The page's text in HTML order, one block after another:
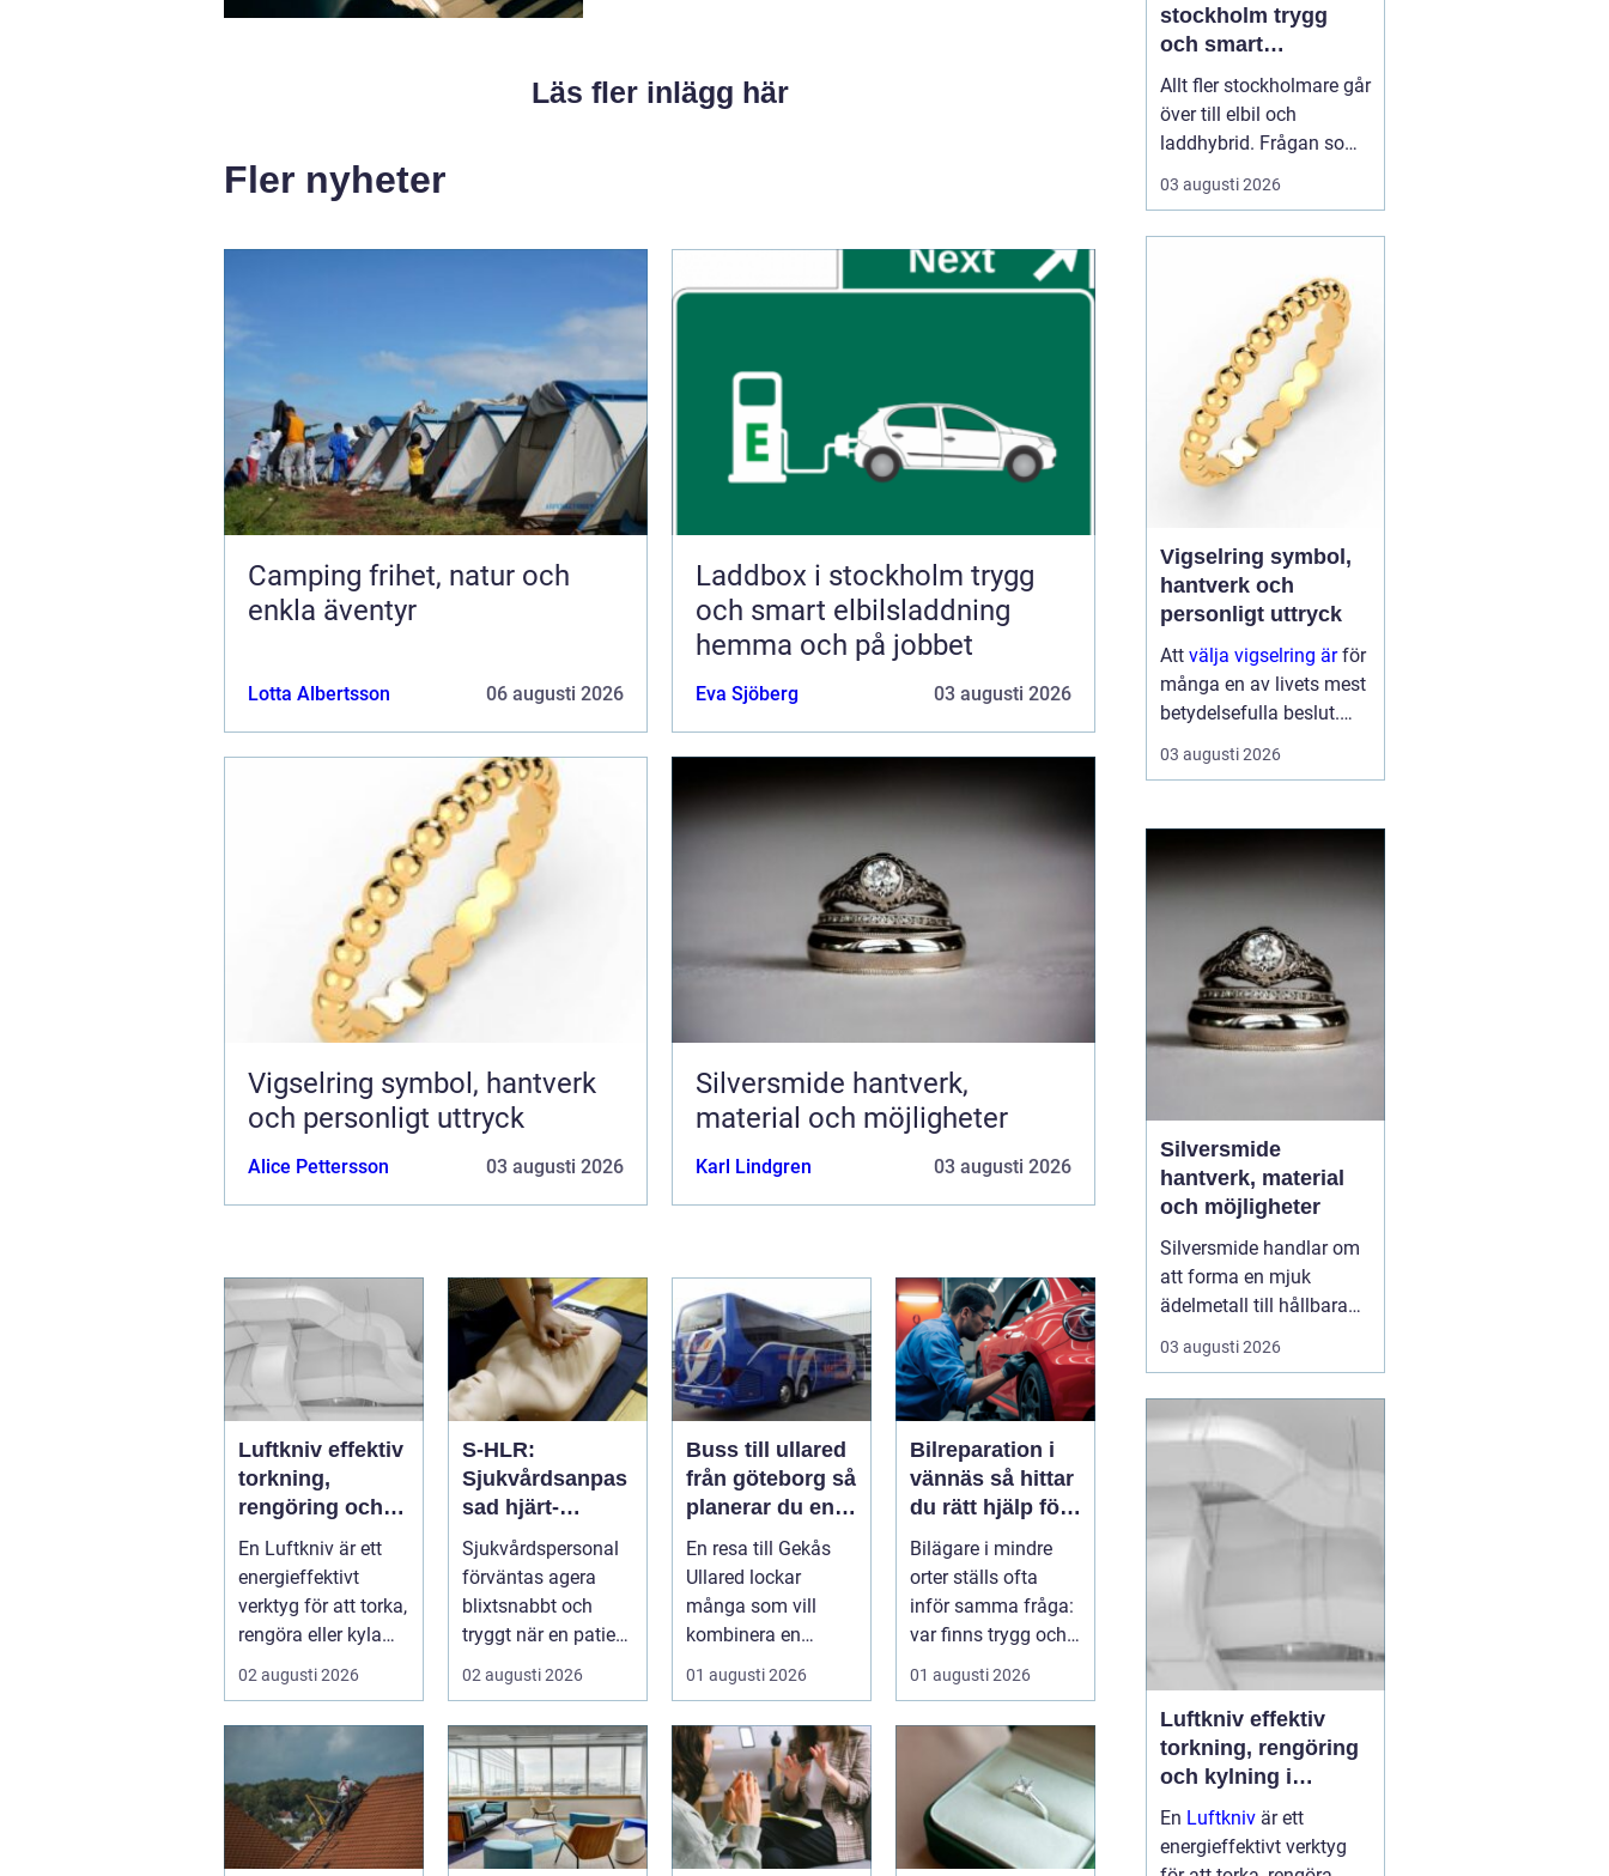
Läs fler inlägg här
Fler nyheter
Camping frihet, natur och
enkla äventyr
Lotta Albertsson 06 augusti 2026
Laddbox i stockholm trygg
och smart elbilsladdning
hemma och på jobbet
Eva Sjöberg 03 augusti 2026
Vigselring symbol, hantverk
och personligt uttryck
Alice Pettersson 03 augusti 2026
Silversmide hantverk,
material och möjligheter
Karl Lindgren 03 augusti 2026
Luftkniv effektiv
torkning,
rengöring och
kylning i
modern industri
En Luftkniv är ett
energieffektivt
verktyg för att torka,
rengöra eller kyla
produkter i rörelse.
02 augusti 2026
S-HLR:
Sjukvårdsanpas
sad hjärt-
lungräddning
som räddar liv
Sjukvårdspersonal
förväntas agera
blixtsnabbt och
tryggt när en patient
drabbas...
02 augusti 2026
Buss till ullared
från göteborg så
planerar du en
smidig
shoppingdag
En resa till Gekås
Ullared lockar
många som vill
kombinera en
shoppingdag med
en enkel och ...
01 augusti 2026
Bilreparation i
vännäs så hittar
du rätt hjälp för
din bil
Bilägare i mindre
orter ställs ofta
inför samma fråga:
var finns trygg och
prisvärd hjälp när
bilen ...
01 augusti 2026
stockholm trygg
och smart
elbilsladdning
hemma och på
jobbet
Allt fler stockholmare går
över till elbil och
laddhybrid. Frågan som
snabbt dyker upp är hur
bilen ska laddas på ett
högre
säkerhet än vägg...
03 augusti 2026
Vigselring symbol,
hantverk och
personligt uttryck
Att välja vigselring ärför
många en av livets mest
betydelsefulla beslut.
Ringen ska bäras varje
dag, under lång tid, och
som formades i en sp...
03 augusti 2026
Silversmide
hantverk, material
och möjligheter
Silversmide handlar om
att forma en mjuk
ädelmetall till hållbara
och personliga föremål. I
grunden rör det sig om
såga, fila, hamra och
löda. I praktiken rymmer
hantverket en hel värld
av tekniker, verktyg,
legeringar och uttryck.
03 augusti 2026
Luftkniv effektiv
torkning, rengöring
och kylning i
modern industri
En Luftkniv är ett
energieffektivt verktyg